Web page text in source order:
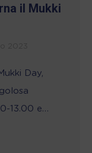
il Mukki
Day,
13.00 e…